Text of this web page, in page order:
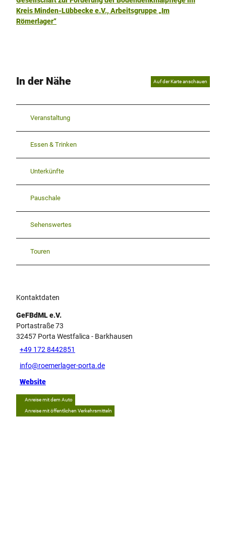
Kreis Minden-Lübbecke e.V., Arbeitsgruppe „Im
Römerlager“
In der Nähe Auf der Karte anschauen
Veranstaltung
Essen & Trinken
Unterkünfte
Pauschale
Sehenswertes
Touren
Kontaktdaten
GeFBdML e.V.
Portastraße 73
32457 Porta Westfalica - Barkhausen
+49 172 8442851
info@roemerlager-porta.de
Website
Anreise mit dem Auto
Anreise mit öffentlichen Verkehrsmitteln